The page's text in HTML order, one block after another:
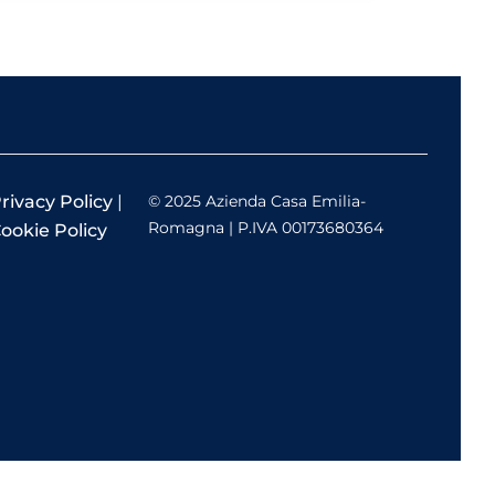
Policy |
Policy
© 2025 Azienda Casa Emilia-
Romagna | P.IVA 00173680364